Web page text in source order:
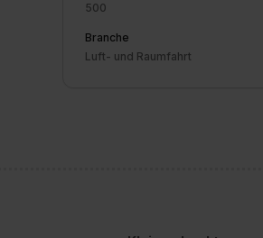
500
Branche
Luft- und Raumfahrt